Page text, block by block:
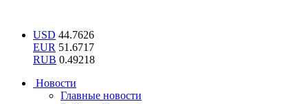
USD 44.7626
EUR 51.6717
RUB 0.49218
Новости
Главные новости